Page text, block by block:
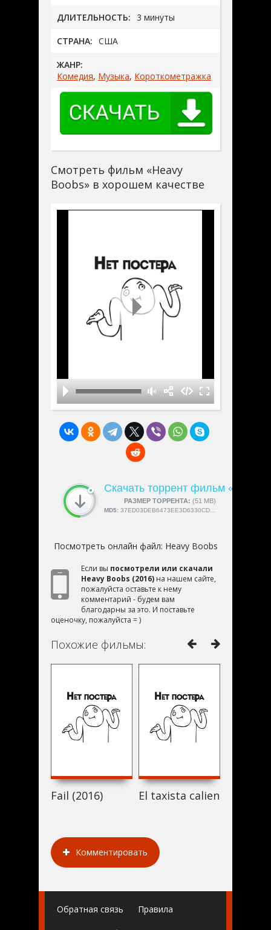
ДЛИТЕЛЬНОСТЬ: 3 минуты
СТРАНА: США
ЖАНР:
Комедия, Музыка, Короткометражка
Смотреть фильм «Heavy
Boobs» в хорошем качестве
Скачать торрент фильм «Heavy
РАЗМЕР ТОРРЕНТА: (51 MB)
СКАЧАЛИ:4189
MD5: 37ED03DEB6473EE3D6330CDF2BDD0F2A
Посмотреть онлайн файл: Heavy Boobs
Если вы посмотрели или скачали
Heavy Boobs (2016) на нашем сайте,
пожалуйста оставьте к нему
комментарий - будем вам
благодарны за это. И поставьте
оценочку, пожалуйста = )
Похожие фильмы:
Fail (2016) El taxista caliente (2016)
Комментировать
Обратная связь Правила